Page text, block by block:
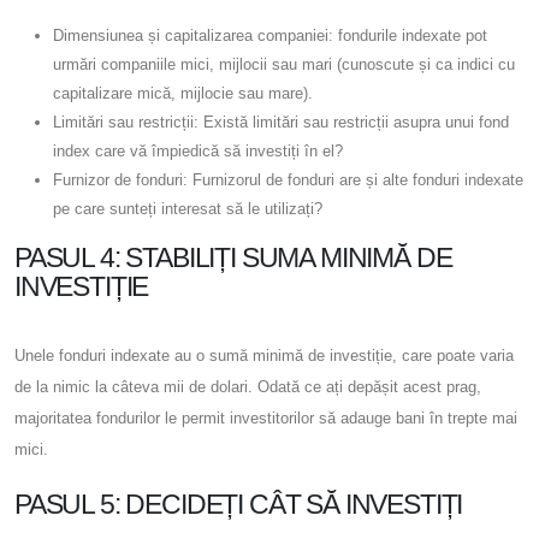
Dimensiunea și capitalizarea companiei: fondurile indexate pot
urmări companiile mici, mijlocii sau mari (cunoscute și ca indici cu
capitalizare mică, mijlocie sau mare).
Limitări sau restricții: Există limitări sau restricții asupra unui fond
index care vă împiedică să investiți în el?
Furnizor de fonduri: Furnizorul de fonduri are și alte fonduri indexate
pe care sunteți interesat să le utilizați?
PASUL 4: STABILIȚI SUMA MINIMĂ DE
INVESTIȚIE
Unele fonduri indexate au o sumă minimă de investiție, care poate varia
de la nimic la câteva mii de dolari. Odată ce ați depășit acest prag,
majoritatea fondurilor le permit investitorilor să adauge bani în trepte mai
mici.
PASUL 5: DECIDEȚI CÂT SĂ INVESTIȚI